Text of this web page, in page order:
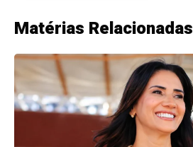
Matérias Relacionadas